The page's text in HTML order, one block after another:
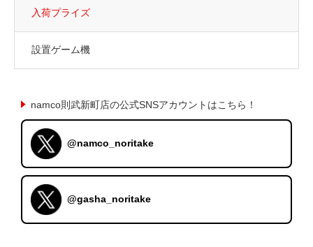
入荷プライズ
設置ゲーム機
namco則武新町店の公式SNSアカウントはこちら！
@namco_noritake
@gasha_noritake